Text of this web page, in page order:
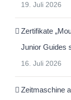
19. Juli 2026
Zertifikate
Junior Guides
16. Juli 2026
Zeitmaschine